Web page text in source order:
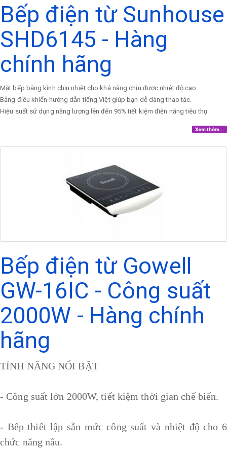
Bếp điện từ Sunhouse
SHD6145 - Hàng
chính hãng
Mặt bếp bằng kính chịu nhiệt cho khả năng chịu được nhiệt độ cao.
Bảng điều khiển hướng dẫn tiếng Việt giúp bạn dễ dàng thao tác.
Hiệu suất sử dụng năng lượng lên đến 95% tiết kiệm điện năng tiêu thụ.
Xem thêm...
Bếp điện từ Gowell
GW-16IC - Công suất
2000W - Hàng chính
hãng
TÍNH NĂNG NỔI BẬT
- Công suất lớn 2000W, tiết kiệm thời gian chế biến.
- Bếp thiết lập sẵn mức công suất và nhiệt độ cho 6
chức năng nấu.